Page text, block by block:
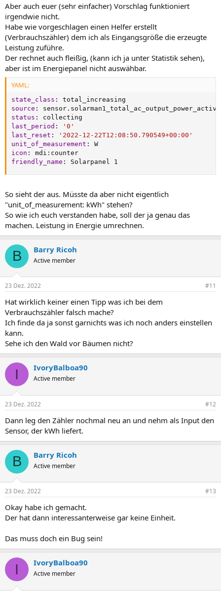
Aber auch euer (sehr einfacher) Vorschlag funktioniert
irgendwie nicht.
Habe wie vorgeschlagen einen Helfer erstellt
(Verbrauchszähler) dem ich als Eingangsgröße die erzeugte
Leistung zuführe.
Der rechnet auch fleißig, (kann ich ja unter Statistik sehen),
aber ist im Energiepanel nicht auswähbar.
YAML:
state_class :
source :
status :
last_period :
'0'
last_reset :
'2022-12-22T12:08:50.790549+00:00'
unit_of_measurement :
icon : mdi :
friendly_name : Solarpanel 1
So sieht der aus. Müsste da aber nicht eigentlich
"unit_of_measurement: kWh" stehen?
So wie ich euch verstanden habe, soll der ja genau das
machen. Leistung in Energie umrechnen.
B Barry Ricoh
Active member
23 Dez. 2022 #11
Hat wirklich keiner einen Tipp was ich bei dem
Verbrauchszähler falsch mache?
Ich finde da ja sonst garnichts was ich noch anders einstellen
kann.
Sehe ich den Wald vor Bäumen nicht?
I IvoryBalboa90
Active member
23 Dez. 2022 #12
Dann leg den Zähler nochmal neu an und nehm als Input den
Sensor, der kWh liefert.
B Barry Ricoh
Active member
23 Dez. 2022 #13
Okay habe ich gemacht.
Der hat dann interessanterweise gar keine Einheit.
Das muss doch ein Bug sein!
I IvoryBalboa90
Active member